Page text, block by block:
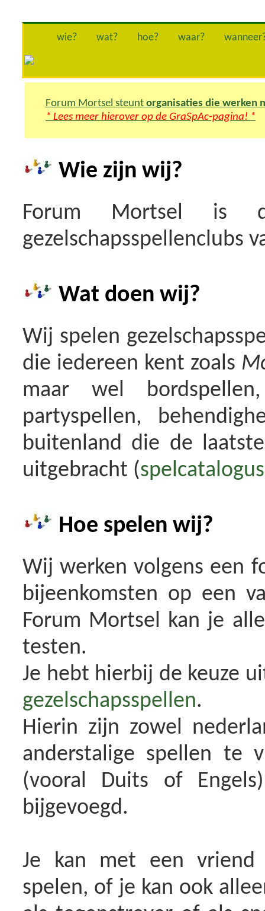
wie? wat? hoe? waar?
Forum Mortsel steunt organisaties die werken
* Lees meer hierover op de GraSpAc-pagina! *
Wie zijn wij?
Forum Mortsel is
gezelschapsspellenclubs
Wat doen wij?
Wij spelen
die iedereen kent zoals
maar wel
partyspellen,
buitenland die de
uitgebracht (spelcatalogus
Hoe spelen wij?
Wij werken volgens een
bijeenkomsten op een
Forum Mortsel kan je
testen.
Je hebt hierbij de keuze
gezelschapsspellen.
Hierin zijn zowel
anderstalige spellen te
(vooral Duits of
bijgevoegd.
Je kan met een vriend
spelen, of je kan ook